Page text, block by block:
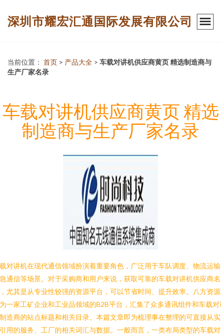
深圳市耀宏汇通国际发展有限公司
当前位置： 首页 > 产品大全 > 车载对讲机供应商黄页 精选制造商与
生产厂家名录
车载对讲机供应商黄页 精选
制造商与生产厂家名录
对讲机在现代通信领域扮演着重要角色，广泛用于车队调度、物流运
通信等场景。对于采购商和用户来说，获取可靠的车载对讲机供应商名
尤其是从专业性较强的资源平台，可以节省时间、提升效率。八方资
一家工矿企业和工业品领域的B2B平台，汇集了众多通讯组件和车载对
造商的站点标题和相关目录。本篇文章即为梳理事在整理的可直接从
用的服务、工厂的相关词汇与数据。一般而言，一类布局类型的车载